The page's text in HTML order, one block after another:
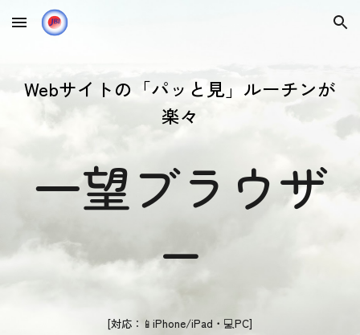
Skip to main content Skip to navigation
Webサイトの「パッと見」ルーチンが
楽々
一望ブラウザ
ー
[対応：📱iPhone/iPad・💻️PC]